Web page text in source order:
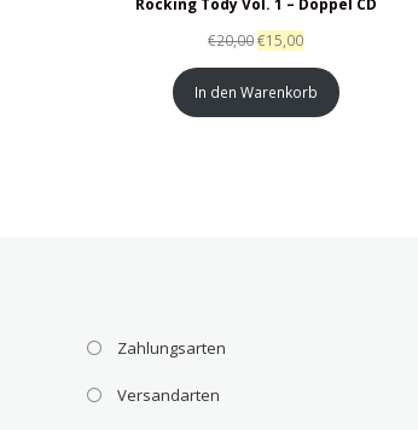
€20,00€15,00
In den Warenkorb
Zahlungsarten
Versandarten